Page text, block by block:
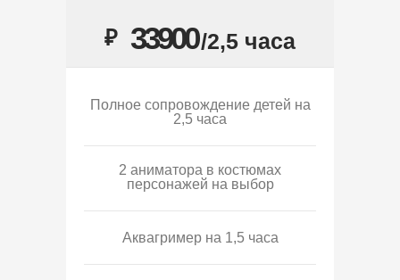
₽ 33900/2,5 часа
Полное сопровождение детей на
2,5 часа
2 аниматора в костюмах
персонажей на выбор
Аквагример на 1,5 часа